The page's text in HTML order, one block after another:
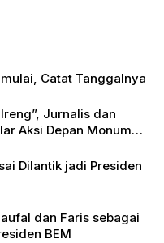
Catat Tanggalnya
Jurnalis dan
Aksi Depan Monumen
Dilantik jadi Presiden
dan Faris sebagai
BEM